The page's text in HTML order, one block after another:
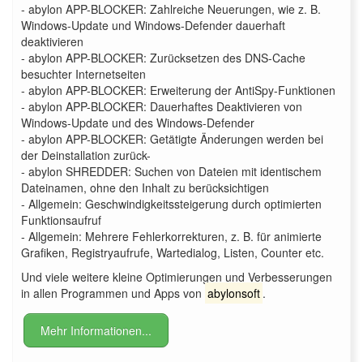
- abylon APP-BLOCKER: Zahlreiche Neuerungen, wie z. B.
Windows-Update und Windows-Defender dauerhaft
deaktivieren
- abylon APP-BLOCKER: Zurücksetzen des DNS-Cache
besuchter Internetseiten
- abylon APP-BLOCKER: Erweiterung der AntiSpy-Funktionen
- abylon APP-BLOCKER: Dauerhaftes Deaktivieren von
Windows-Update und des Windows-Defender
- abylon APP-BLOCKER: Getätigte Änderungen werden bei
der Deinstallation zurück-
- abylon SHREDDER: Suchen von Dateien mit identischem
Dateinamen, ohne den Inhalt zu berücksichtigen
- Allgemein: Geschwindigkeitssteigerung durch optimierten
Funktionsaufruf
- Allgemein: Mehrere Fehlerkorrekturen, z. B. für animierte
Grafiken, Registryaufrufe, Wartedialog, Listen, Counter etc.
Und viele weitere kleine Optimierungen und Verbesserungen
in allen Programmen und Apps von abylonsoft .
Mehr Informationen...